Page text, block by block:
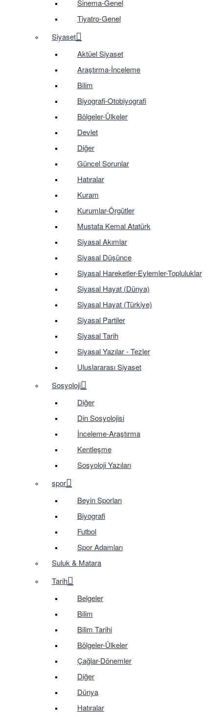
Sinema-Genel
Tiyatro-Genel
Siyaset
Aktüel Siyaset
Araştırma-İnceleme
Bilim
Biyografi-Otobiyografi
Bölgeler-Ülkeler
Devlet
Diğer
Güncel Sorunlar
Hatıralar
Kuram
Kurumlar-Örgütler
Mustafa Kemal Atatürk
Siyasal Akımlar
Siyasal Düşünce
Siyasal Hareketler-Eylemler-Topluluklar
Siyasal Hayat (Dünya)
Siyasal Hayat (Türkiye)
Siyasal Partiler
Siyasal Tarih
Siyasal Yazılar - Tezler
Uluslararası Siyaset
Sosyoloji
Diğer
Din Sosyolojisi
İnceleme-Araştırma
Kentleşme
Sosyoloji Yazıları
spor
Beyin Sporları
Biyografi
Futbol
Spor Adamları
Suluk & Matara
Tarih
Belgeler
Bilim
Bilim Tarihi
Bölgeler-Ülkeler
Çağlar-Dönemler
Diğer
Dünya
Hatıralar